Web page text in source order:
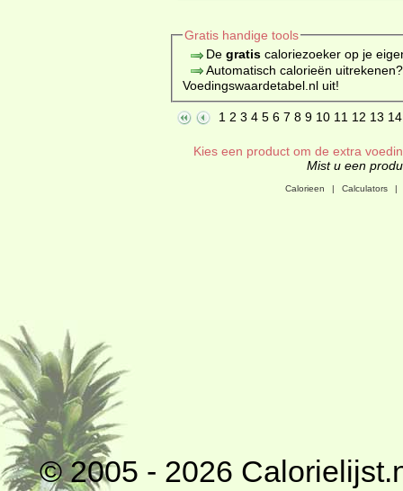
Gratis handige tools
De gratiscaloriezoeker op je
Automatisch calorieën
Voedingswaardetabel.nl uit!
1 2 3 4 5 6 7 8 9 10 11 12 13 14
Kies een product om de extra
Mist u een
Calorieen | Calculators |
© 2005 - 2026